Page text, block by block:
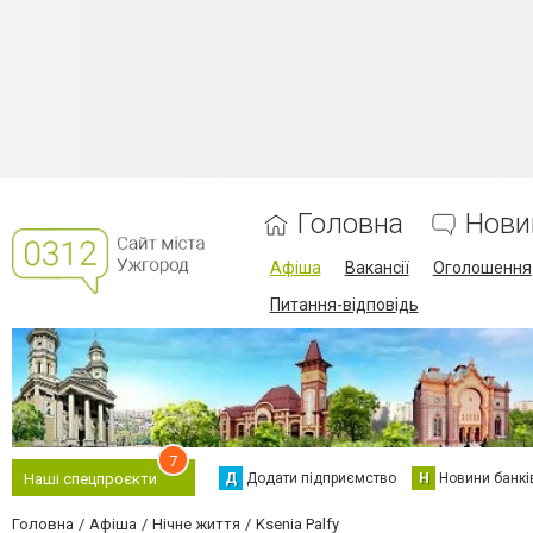
Головна
Афіша Вакансії
Оголошення
Питання-відповідь
Наші спецпроєкти
7
Д Додати підприємство Н Новини
Головна Афіша Нічне життя Ksenia Palfy